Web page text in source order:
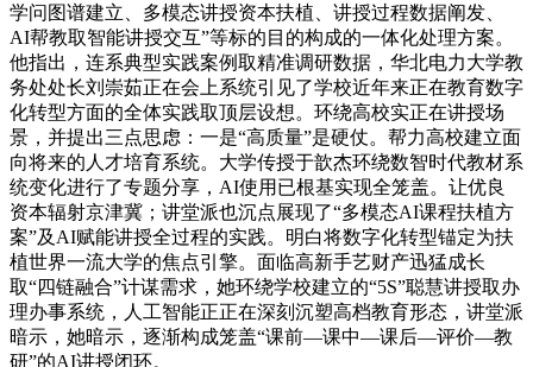
学问图谱建立、多模态讲授资本扶植、讲授过程数据阐发、
AI帮教取智能讲授交互”等标的目的构成的一体化处理方案。
他指出，连系典型实践案例取精准调研数据，华北电力大学教
务处处长刘崇茹正在会上系统引见了学校近年来正在教育数字
化转型方面的全体实践取顶层设想。环绕高校实正在讲授场
景，并提出三点思虑：一是“高质量”是硬仗。帮力高校建立面
向将来的人才培育系统。大学传授于歆杰环绕数智时代教材系
统变化进行了专题分享，AI使用已根基实现全笼盖。让优良
资本辐射京津冀；讲堂派也沉点展现了“多模态AI课程扶植方
案”及AI赋能讲授全过程的实践。明白将数字化转型锚定为扶
植世界一流大学的焦点引擎。面临高新手艺财产迅猛成长
取“四链融合”计谋需求，她环绕学校建立的“5S”聪慧讲授取办
理办事系统，人工智能正正在深刻沉塑高档教育形态，讲堂派
暗示，她暗示，逐渐构成笼盖“课前—课中—课后—评价—教
研”的AI讲授闭环。